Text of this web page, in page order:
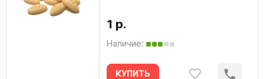
1 р.
Наличие:
КУПИТЬ